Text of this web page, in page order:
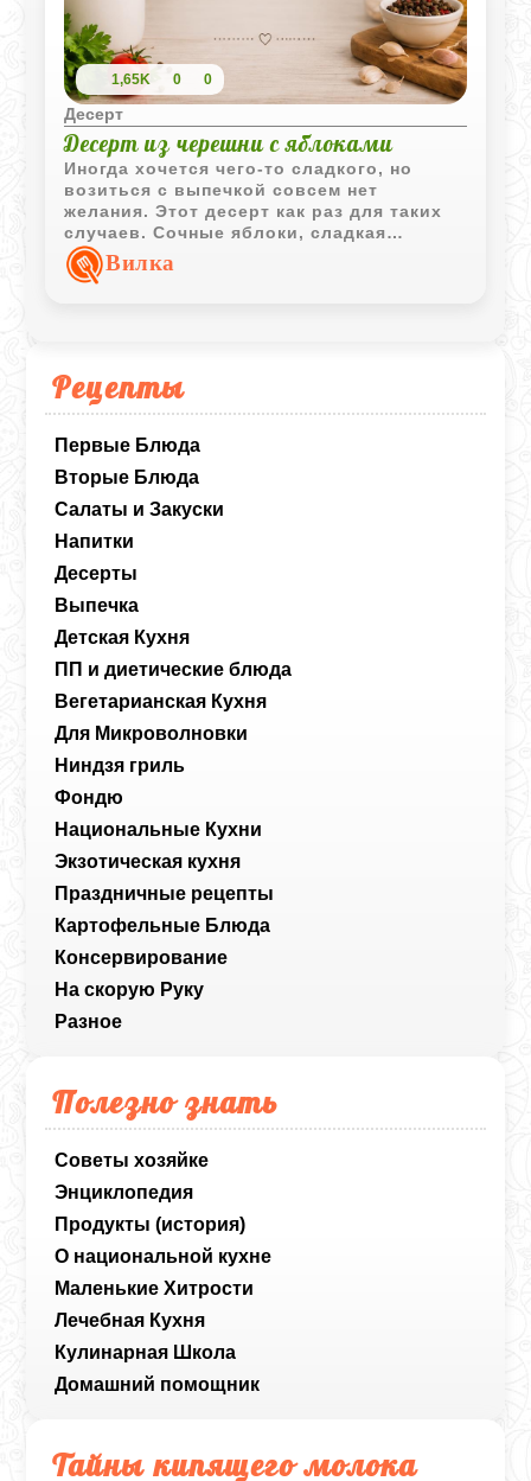
Рецепты
Первые Блюда
Вторые Блюда
Салаты и Закуски
Напитки
Десерты
Выпечка
Детская Кухня
ПП и диетические блюда
Вегетарианская Кухня
Для Микроволновки
Ниндзя гриль
Фондю
Национальные Кухни
Экзотическая кухня
Праздничные рецепты
Картофельные Блюда
Консервирование
На скорую Руку
Разное
Полезно знать
Советы хозяйке
Энциклопедия
Продукты (история)
О национальной кухне
Маленькие Хитрости
Лечебная Кухня
Кулинарная Школа
Домашний помощник
Тайны кипящего молока
1,65K 0 0
Десерт
Десерт из черешни с яблоками
Иногда хочется чего-то сладкого, но
возиться с выпечкой совсем нет
желания. Этот десерт как раз для таких
случаев. Сочные яблоки, сладкая
черешня и немного сметаны - вот и весь
секрет. Получается очень свежо, по-
Вилка